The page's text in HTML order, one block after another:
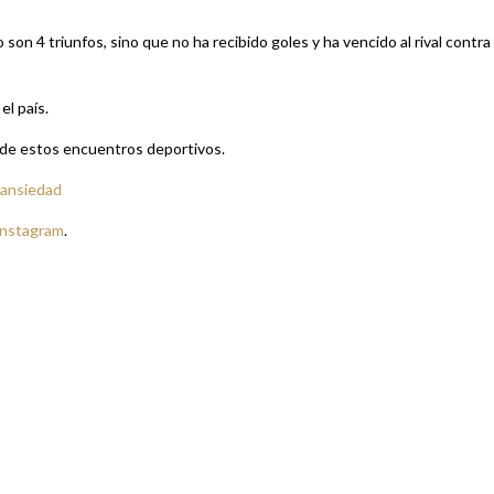
4 triunfos, sino que no ha recibido goles y ha vencido al rival contra
país.
estos encuentros deportivos.
.